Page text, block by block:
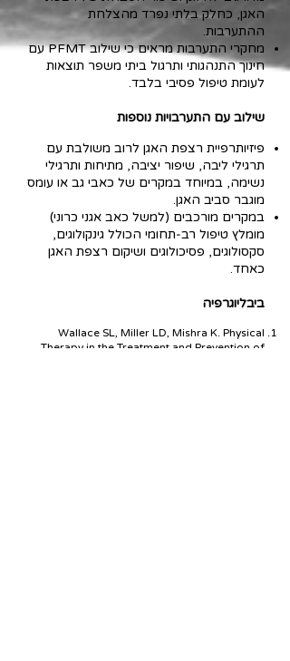
האגן, כחלק בלתי נפרד מהצלחת
ההתערבות.
מחקרי התערבות מראים כי שילוב PFMT עם
חינוך התנהגותי ותרגול ביתי משפר תוצאות
לעומת טיפול פסיבי בלבד.
שילוב עם התערבויות נוספות
פיזיותרפיית רצפת האגן לרוב משולבת עם
תרגילי ליבה, שיפור יציבה, מתיחות ותרגילי
נשימה, במיוחד במקרים של כאבי גב או עומס
מוגבר סביב האגן.
במקרים מורכבים (למשל כאב אגני כרוני)
מומלץ טיפול רב‑תחומי הכולל גינקולוגים,
סקסולוגים, פסיכולוגים ושיקום רצפת האגן
כאחד.
ביבליוגרפיה
Wallace SL, Miller LD, Mishra K. Physical
Therapy in the Treatment and Prevention of